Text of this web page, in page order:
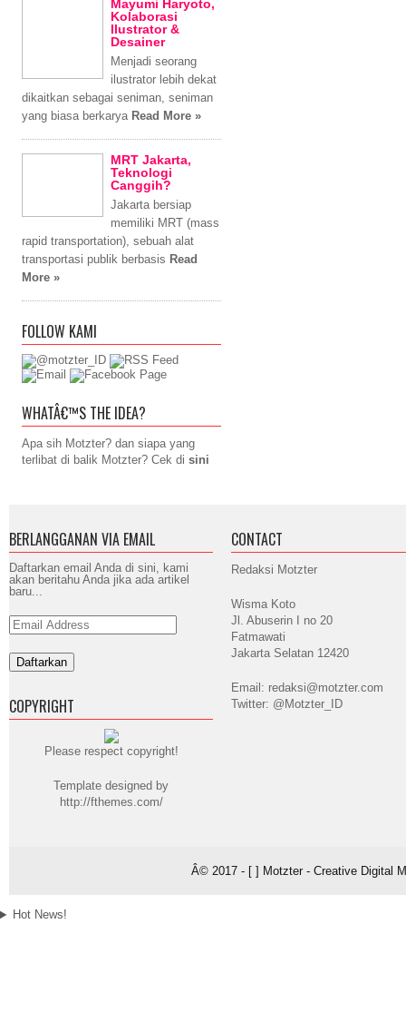
Mayumi Haryoto,
Kolaborasi
Ilustrator &
Desainer
Menjadi seorang
ilustrator lebih dekat
dikaitkan sebagai seniman, seniman
yang biasa berkarya Read More »
MRT Jakarta,
Teknologi
Canggih?
Jakarta bersiap
memiliki MRT (mass
rapid transportation), sebuah alat
transportasi publik berbasis Read
More »
FOLLOW KAMI
WHATÂ€™S THE IDEA?
Apa sih Motzter? dan siapa yang
terlibat di balik Motzter? Cek di sini
BERLANGGANAN VIA EMAIL
Daftarkan email Anda di sini, kami
akan beritahu Anda jika ada artikel
baru...
Email
Address
COPYRIGHT
Please respect copyright!
Template designed by
http://fthemes.com/
CONTACT
Redaksi Motzter
Wisma Koto
Jl. Abuserin I no 20
Fatmawati
Jakarta Selatan 12420
Email: redaksi@motzter.com
Twitter: @Motzter_ID
Â© 2017 - [ ] Motzter - Creative Digital
Hot News!